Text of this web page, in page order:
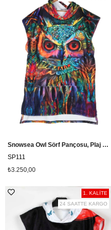
Snowsea Owl Sörf Pançosu, Plaj Havlu Panço
SP111
₺3.250,00
1. KALİTE
24 SAATTE KARGO